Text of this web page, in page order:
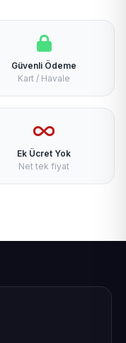
Güvenli Ödeme
Kart / Havale
Ek Ücret Yok
Net tek fiyat